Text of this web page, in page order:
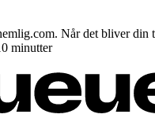
Når det bliver din
minutter